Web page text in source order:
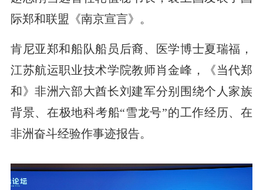
际郑和联盟《南京宣言》。
肯尼亚郑和船队船员后裔、医学博士夏瑞福，
江苏航运职业技术学院教师肖金峰，《当代郑
和》非洲六部大酋长刘建军分别围绕个人家族
背景、在极地科考船“雪龙号”的工作经历、在
非洲奋斗经验作事迹报告。